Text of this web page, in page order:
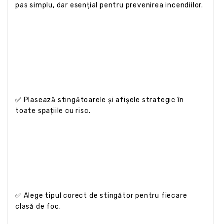
pas simplu, dar esențial pentru prevenirea incendiilor.
✅ Plasează stingătoarele și afișele strategic în
toate spațiile cu risc.
✅ Alege tipul corect de stingător pentru fiecare
clasă de foc.